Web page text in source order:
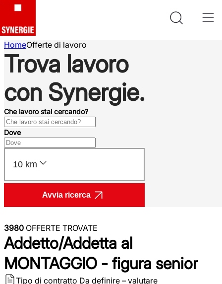
HomeOfferte di lavoro
Trova lavoro
con Synergie.
Che lavoro stai cercando?
Dove
10 km
Avvia ricerca
3980 OFFERTE TROVATE
Addetto/Addetta al
MONTAGGIO - figura senior
Tipo di contratto Da definire – valutare